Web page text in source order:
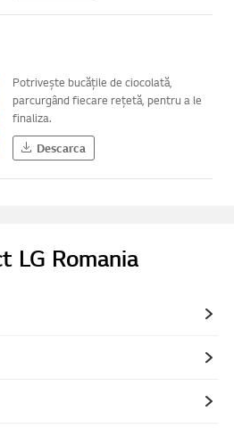
Potrivește bucățile de ciocolată,
parcurgând fiecare rețetă, pentru a le
finaliza.
Descarca
LG Romania